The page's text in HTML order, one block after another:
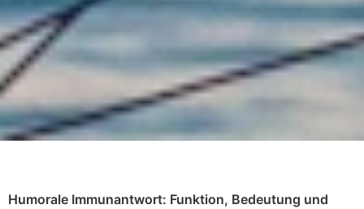
Humorale Immunantwort: Funktion, Bedeutung und